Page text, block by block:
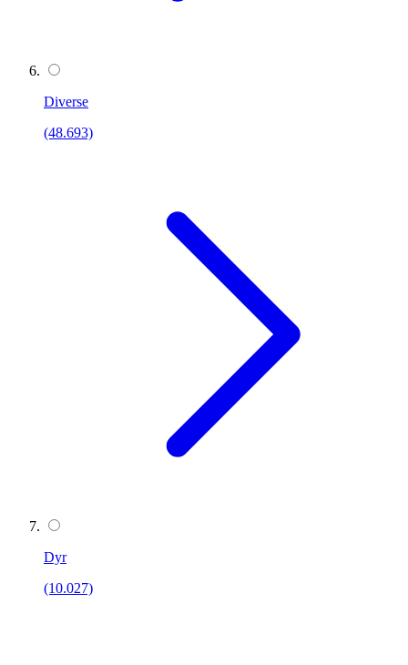
Diverse
(48.693)
Dyr
(10.027)